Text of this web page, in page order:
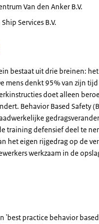
Van den Anker B.V.
Services B.V.
bestaat uit drie breinen:
mens denkt 95% van zijn
doet alleen
Behavior Based Safety
training defensief deel te
het eigen rijgedrag op de
werkzaam in de
'best practice behavior